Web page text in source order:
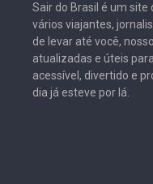
Sair do Brasil é um
vários viajantes,
de levar até você,
atualizadas e úteis
acessível, divertido e
dia já esteve por lá.